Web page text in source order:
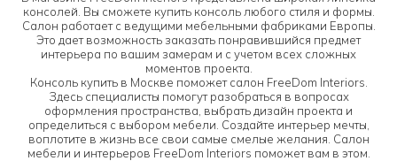
консолей. Вы сможете купить консоль любого стиля и формы.
Салон работает с ведущими мебельными фабриками Европы.
Это дает возможность заказать понравившийся предмет
интерьера по вашим замерам и с учетом всех сложных
моментов проекта.
Консоль купить в Москве поможет салон FreeDom Interiors.
Здесь специалисты помогут разобраться в вопросах
оформления пространства, выбрать дизайн проекта и
определиться с выбором мебели. Создайте интерьер мечты,
воплотите в жизнь все свои самые смелые желания. Салон
мебели и интерьеров FreeDom Interiors поможет вам в этом.